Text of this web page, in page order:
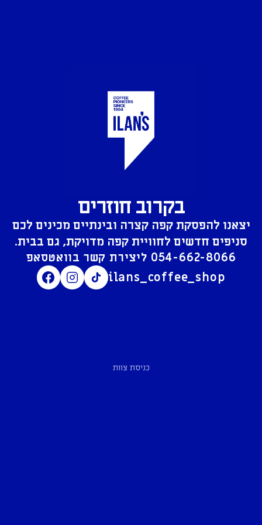
בקרוב חוזרים
יצאנו להפסקת קפה קצרה ובינתיים מכינים לכם
סניפים חדשים לחוויית קפה מדויקת, גם בבית.
054-662-8066
ilans_coffee_shop
כניסת צוות